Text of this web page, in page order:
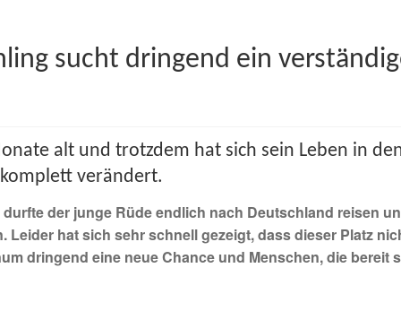
sucht dringend ein
alt und trotzdem hat sich sein Leben in
verändert.
der junge Rüde endlich nach Deutschland reisen
hat sich sehr schnell gezeigt, dass dieser Platz
dringend eine neue Chance und Menschen, die bereit